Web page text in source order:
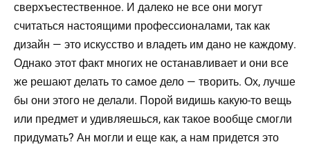
сверхъестественное. И далеко не все они могут
считаться настоящими профессионалами, так как
дизайн — это искусство и владеть им дано не каждому.
Однако этот факт многих не останавливает и они все
же решают делать то самое дело — творить. Ох, лучше
бы они этого не делали. Порой видишь какую-то вещь
или предмет и удивляешься, как такое вообще смогли
придумать? Ан могли и еще как, а нам придется это